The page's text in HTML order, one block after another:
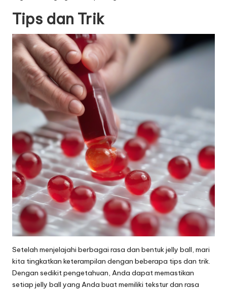
Tips dan Trik
Setelah menjelajahi berbagai rasa dan bentuk jelly ball, mari
kita tingkatkan keterampilan dengan beberapa tips dan trik.
Dengan sedikit pengetahuan, Anda dapat memastikan
setiap jelly ball yang Anda buat memiliki tekstur dan rasa